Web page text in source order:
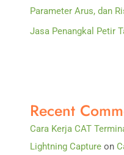
Parameter Arus, dan
Jasa Penangkal Petir
Recent
Cara Kerja CAT
Lightning Capture on